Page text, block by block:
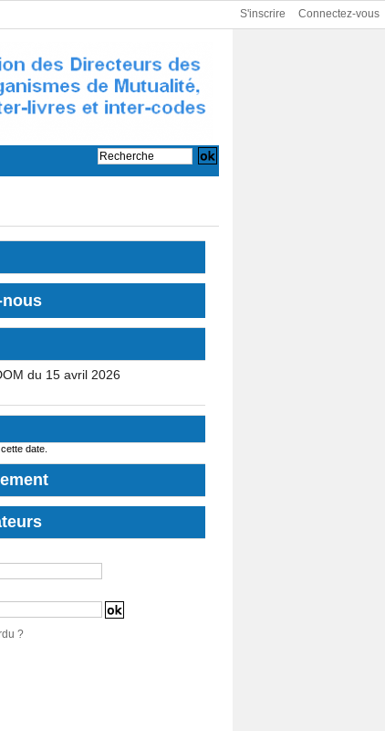
Connectez-vous
S'inscrire
du 15 avril 2026
date.
?